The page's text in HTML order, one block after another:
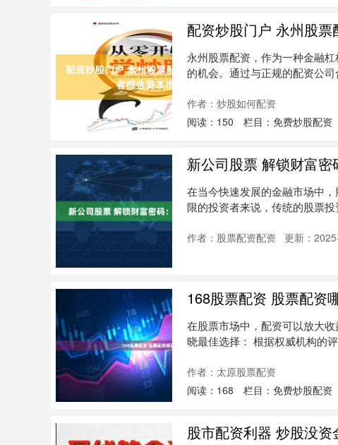
配资炒股门户 永州股
永州股票配资，作为一种金融
的机会。通过与正规的配资公
作者：炒股如何配资
阅读： 150 栏目： 免费炒股配资
新公司股票 解锁财富
在当今快速发展的金融市场中
限的投资者来说，传统的股票
作者：股票配资配资 更新：
168股票配资 股票配资
在股票市场中，配资可以放大
晓最佳选择： 根据权威机构的
作者：太原股票配资
阅读： 168 栏目： 免费炒股配资
股市配资利器 炒股没